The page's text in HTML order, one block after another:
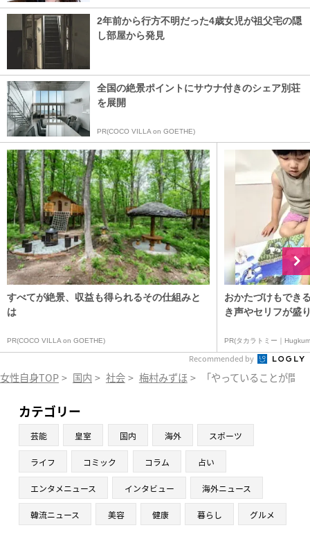
2年前から行方不明だった4歳女児が祖父宅の隠
し部屋から発見
全国の絶景ポイントにサウナ付きのシェア別荘
を展開
PR(COCO VILLA on GOETHE)
すべてが絶景、収益も得られるその仕組みと
は
PR(COCO VILLA on GOETHE)
おかたづけもでき
き声やセリフが盛
PR(タカラトミー｜
Recommended by
女性自身TOP > 国内 > 社会 > 梅村みずほ > 「やっていることが間
カテゴリー
芸能 皇室 国内 海外 スポーツ
ライフ コミック コラム 占い
エンタメニュース インタビュー 海外ニュース
韓流ニュース 美容 健康 暮らし グルメ